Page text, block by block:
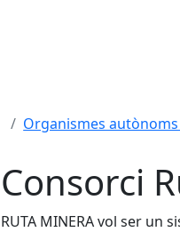
Organismes
Consorci
RUTA MINERA vol ser